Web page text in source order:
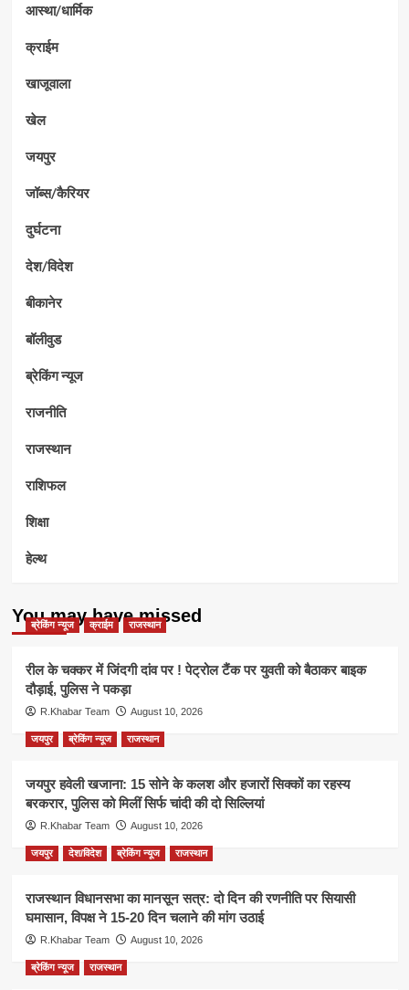
आस्था/धार्मिक
क्राईम
खाजूवाला
खेल
जयपुर
जॉब्स/कैरियर
दुर्घटना
देश/विदेश
बीकानेर
बॉलीवुड
ब्रेकिंग न्यूज
राजनीति
राजस्थान
राशिफल
शिक्षा
हेल्थ
You may have missed
ब्रेकिंग न्यूज क्राईम राजस्थान
रील के चक्कर में जिंदगी दांव पर ! पेट्रोल टैंक पर युवती को बैठाकर बाइक
दौड़ाई, पुलिस ने पकड़ा
R.Khabar Team August 10, 2026
जयपुर ब्रेकिंग न्यूज राजस्थान
जयपुर हवेली खजाना: 15 सोने के कलश और हजारों सिक्कों का रहस्य
बरकरार, पुलिस को मिलीं सिर्फ चांदी की दो सिल्लियां
R.Khabar Team August 10, 2026
जयपुर देश/विदेश ब्रेकिंग न्यूज राजस्थान
राजस्थान विधानसभा का मानसून सत्र: दो दिन की रणनीति पर सियासी
घमासान, विपक्ष ने 15-20 दिन चलाने की मांग उठाई
R.Khabar Team August 10, 2026
ब्रेकिंग न्यूज राजस्थान